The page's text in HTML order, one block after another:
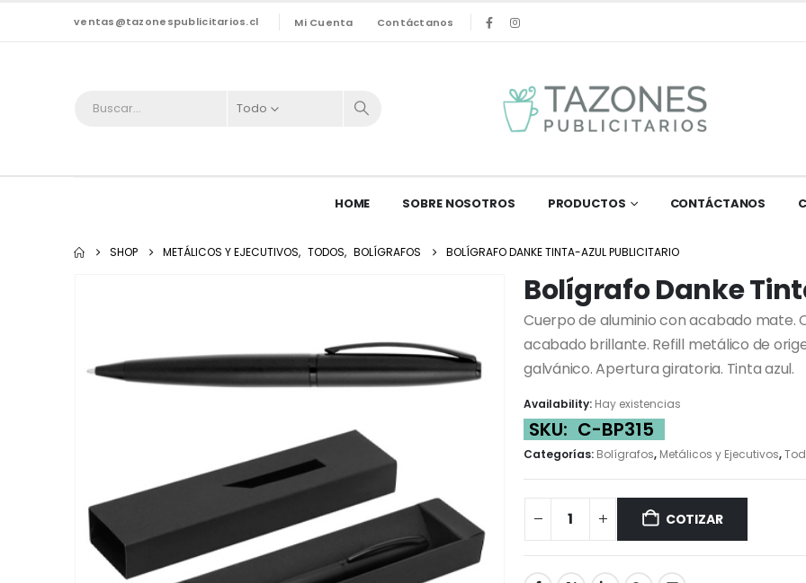
ventas@tazonespublicitarios.cl Mi Cuenta Contáctanos
Todo
HOME SOBRE NOSOTROS PRODUCTOS CONTÁCTANOS
SHOP METÁLICOS Y EJECUTIVOS, TODOS, BOLÍGRAFOS BOLÍGRAFO DANKE TINTA-AZUL PUBLICITARIO
Bolígrafo Danke
Cuerpo de aluminio con acabado mate.
acabado brillante. Refill metálico de
galvánico. Apertura giratoria. Tinta azul.
Availability: Hay existencias
SKU: C-BP315
Categorías: Bolígrafos, Metálicos y Ejecutivos,
COTIZAR